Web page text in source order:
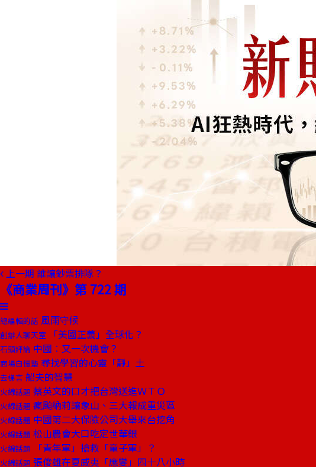
上一期 誰讓鈔票排隊？
《商業周刊》第 722 期
總編輯的話 風雨守候
創辦人聊天室 「美國正義」全球化？
石頭評論 中國︰又一次機會？
商場自慢塾 尋找學習的心靈「靜」土
去梯言 船夫的智慧
火線話題 蔡英文的口才把台灣送進ＷＴＯ
火線話題 瘋颱納莉讓象山、三大報成重災區
火線話題 中國第二大保險公司大舉來台挖角
火線話題 松山農會大口吃定世華銀
火線話題 「青年軍」搶救「童子軍」？
火線話題 張俊雄在夏威夷「應變」四十八小時